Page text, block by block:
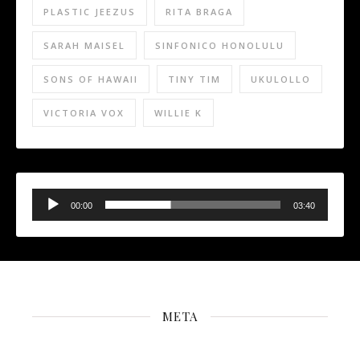
PLASTIC JEEZUS RITA BRAGA
SARAH MAISEL SINFONICO HONOLULU
SONS OF HAWAII TINY TIM UKULOLLO
VICTORIA VOX WILLIE K
Audio
Player
00:00 03:40
META